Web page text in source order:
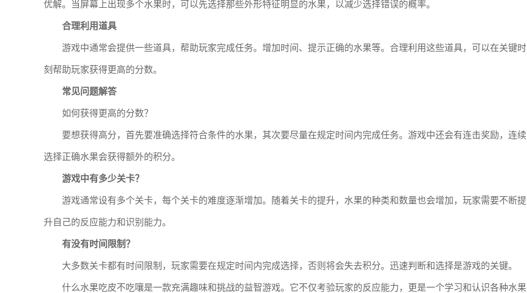
优解。当屏幕上出现多个水果时，可以先选择那些外形特征明显的水果，以减少选择错误的概率。
合理利用道具
游戏中通常会提供一些道具，帮助玩家完成任务。增加时间、提示正确的水果等。合理利用这些道具，可以在关键时
刻帮助玩家获得更高的分数。
常见问题解答
如何获得更高的分数？
要想获得高分，首先要准确选择符合条件的水果，其次要尽量在规定时间内完成任务。游戏中还会有连击奖励，连续
选择正确水果会获得额外的积分。
游戏中有多少关卡？
游戏通常设有多个关卡，每个关卡的难度逐渐增加。随着关卡的提升，水果的种类和数量也会增加，玩家需要不断提
升自己的反应能力和识别能力。
有没有时间限制？
大多数关卡都有时间限制，玩家需要在规定时间内完成选择，否则将会失去积分。迅速判断和选择是游戏的关键。
什么水果吃皮不吃嚷是一款充满趣味和挑战的益智游戏。它不仅考验玩家的反应能力，更是一个学习和认识各种水果